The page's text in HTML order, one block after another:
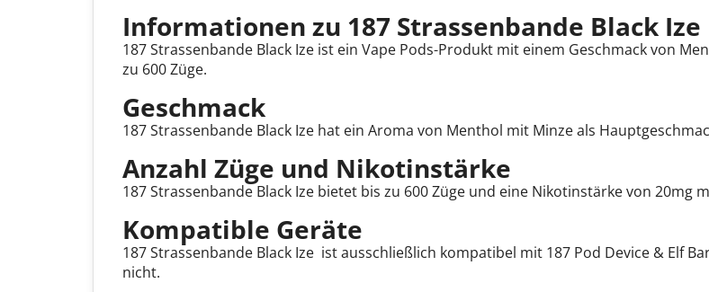
Informationen zu 187 Strassenbande Black Ize
187 Strassenbande Black Ize ist ein Vape Pods-Produkt mit einem Geschmack von
zu 600 Züge.
Geschmack
187 Strassenbande Black Ize hat ein Aroma von Menthol mit Minze als
Anzahl Züge und Nikotinstärke
187 Strassenbande Black Ize bietet bis zu 600 Züge und eine Nikotinstärke von 20mg
Kompatible Geräte
187 Strassenbande Black Ize ist ausschließlich kompatibel mit 187 Pod Device & Elf
nicht.